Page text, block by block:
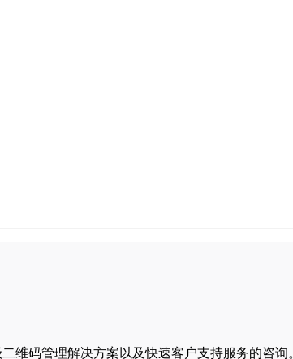
码管理解决方案以及快速客户支持服务的咨询。